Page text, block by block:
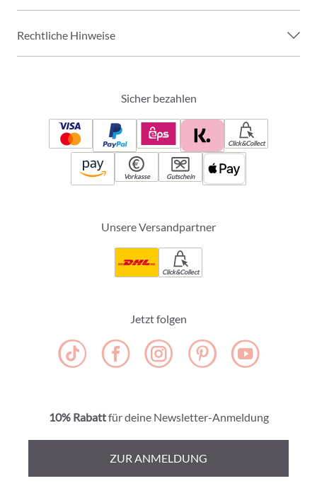
Rechtliche Hinweise
Sicher bezahlen
Click&Collect
Vorkasse Gutschein
Unsere Versandpartner
Click&Collect
Jetzt folgen
10% Rabattfür deine Newsletter-Anmeldung
ZUR ANMELDUNG